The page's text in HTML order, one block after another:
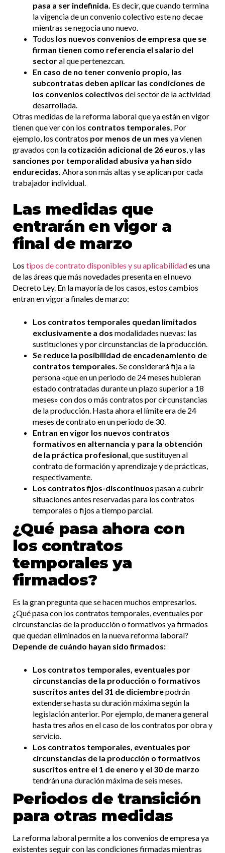
pasa a ser indefinida. Es decir, que cuando termina
la vigencia de un convenio colectivo este no decae
mientras se negocia uno nuevo.
Todos los nuevos convenios de empresa que se
firman tienen como referencia el salario del
sectoral que pertenezcan.
En caso de no tener convenio propio, las
subcontratas deben aplicar las condiciones de
los convenios colectivos del sector de la actividad
desarrollada.
Otras medidas de la reforma laboral que ya están en vigor
tienen que ver con los contratos temporales. Por
ejemplo, los contratos por menos de un mes ya vienen
gravados con la cotización adicional de 26 euros, y las
sanciones por temporalidad abusiva ya han sido
endurecidas. Ahora son más altas y se aplican por cada
trabajador individual.
Las medidas que
entrarán en vigor a
final de marzo
Los tipos de contrato disponibles y su aplicabilidades una
de las áreas que más novedades presenta en el nuevo
Decreto Ley. En la mayoría de los casos, estos cambios
entran en vigor a finales de marzo:
Los contratos temporales quedan limitados
exclusivamente a dos modalidades nuevas: las
sustituciones y por circunstancias de la producción.
Se reduce la posibilidad de encadenamiento de
contratos temporales. Se considerará fija a la
persona «que en un periodo de 24 meses hubieran
estado contratadas durante un plazo superior a 18
meses» con dos o más contratos por circunstancias
de la producción. Hasta ahora el límite era de 24
meses de contrato en un periodo de 30.
Entran en vigor los nuevos contratos
formativos en alternancia y para la obtención
de la práctica profesional, que sustituyen al
contrato de formación y aprendizaje y de prácticas,
respectivamente.
Los contratos fijos-discontinuos pasan a cubrir
situaciones antes reservadas para los contratos
temporales o fijos a tiempo parcial.
¿Qué pasa ahora con
los contratos
temporales ya
firmados?
Es la gran pregunta que se hacen muchos empresarios.
¿Qué pasa con los contratos temporales, eventuales por
circunstancias de la producción o formativos ya firmados
que quedan eliminados en la nueva reforma laboral?
Depende de cuándo hayan sido firmados:
Los contratos temporales, eventuales por
circunstancias de la producción o formativos
suscritos antes del 31 de diciembrepodrán
extenderse hasta su duración máxima según la
legislación anterior. Por ejemplo, de manera general
hasta tres años en el caso de los contratos por obra y
servicio.
Los contratos temporales, eventuales por
circunstancias de la producción o formativos
suscritos entre el 1 de enero y el 30 de marzo
tendrán una duración máxima de seis meses.
Periodos de transición
para otras medidas
La reforma laboral permite a los convenios de empresa ya
existentes seguir con las condiciones firmadas mientras